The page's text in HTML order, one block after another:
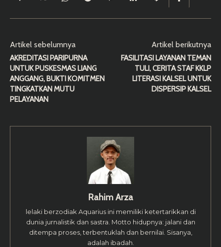
Artikel sebelumnya
AKREDITASI PARIPURNA
UNTUK PUSKESMAS LIANG
ANGGANG, BUKTI KOMITMEN
TINGKATKAN MUTU
PELAYANAN
Artikel berikutnya
FASILITASI LAYANAN TEMAN
TULI, CERITA STAF KKLP
LITERASI KALSEL UNTUK
DISPERSIP KALSEL
Rahim Arza
lelaki berzodiak Aquarius ini memiliki ketertarikkan di
dunia jurnalistik dan sastra. Motto hidupnya: jalani dan
ditempa proses, terbentuklah dan bernilai. Sisanya,
adalah ibadah.